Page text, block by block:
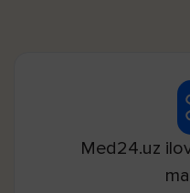
Med24.uz